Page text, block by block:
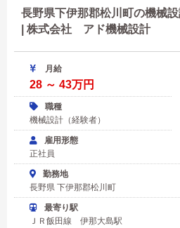
長野県下伊那郡松川町の機械
| 株式会社 アド機械設計
月給
28 ～ 43万円
職種
機械設計（経験者）
雇用形態
正社員
勤務地
長野県 下伊那郡松川町
最寄り駅
ＪＲ飯田線 伊那大島駅